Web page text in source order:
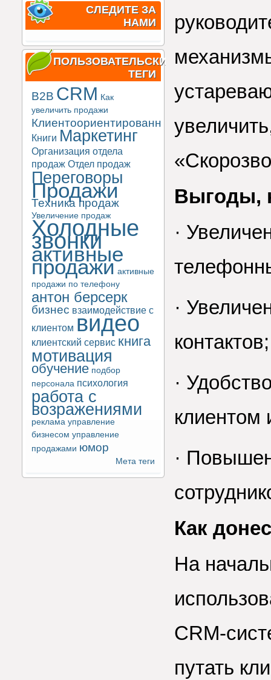
СЛЕДИТЕ ЗА
НАМИ
ПОЛЬЗОВАТЕЛЬСКИЕ
ТЕГИ
B2B CRM Как
увеличить продажи
Клиентоориентированность
Книги Маркетинг
Организация отдела
продаж Отдел продаж
Переговоры
Продажи
Техника продаж
Увеличение продаж
Холодные
звонки
активные
продажи активные
продажи по телефону
антон берсерк
бизнес взаимодействие с
клиентом видео
клиентский сервис книга
мотивация
обучение подбор
персонала психология
работа с
возражениями
реклама управление
бизнесом управление
продажами юмор
Мета теги
Выгоды,
·
·
контактов;
·
клиентом
·
Как
На
CRM-
путать